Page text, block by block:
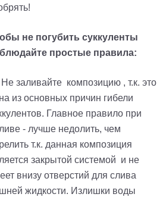
не погубить суккуленты
простые правила:
Не заливайте композицию , т.к. это
из основных причин гибели
Главное правило при
- лучше недолить, чем
т.к. данная композиция
закрытой системой и не
внизу отверстий для слива
жидкости. Излишки воды